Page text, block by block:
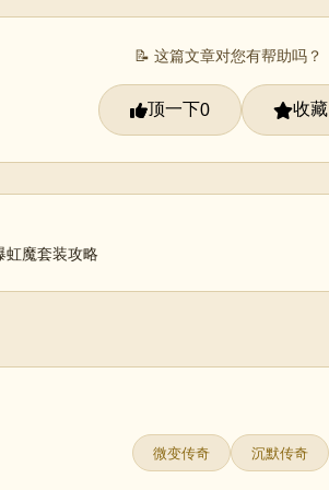
📝 这篇文章对您有帮助吗？
顶一下0 收藏
虹魔套装攻略
微变传奇 沉默传奇